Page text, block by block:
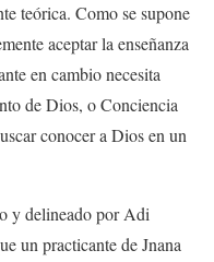
teórica. Como se supone
aceptar la enseñanza
en cambio necesita
de Dios, o Conciencia
conocer a Dios en un
y delineado por Adi
un practicante de Jnana